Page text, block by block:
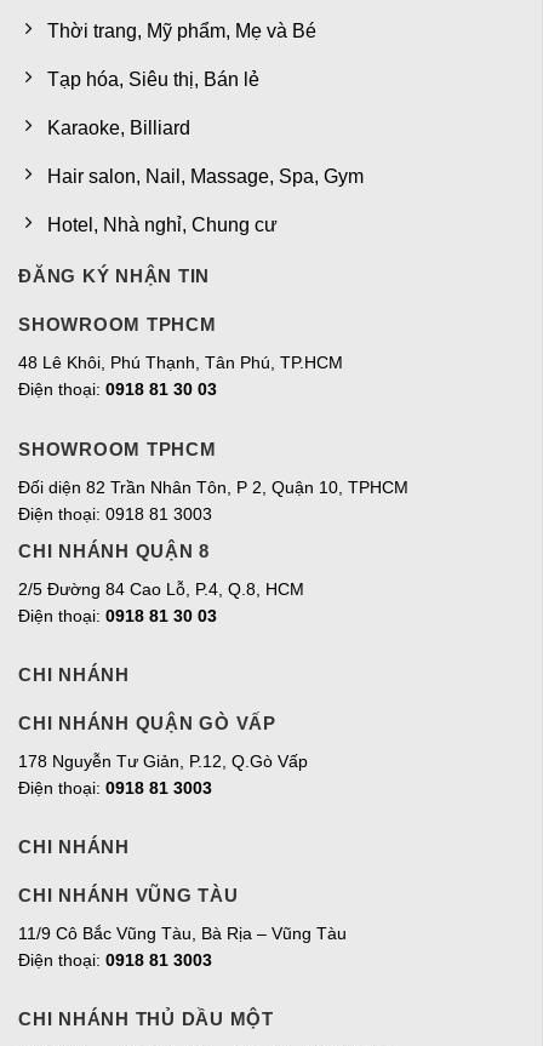
Thời trang, Mỹ phẩm, Mẹ và Bé
Tạp hóa, Siêu thị, Bán lẻ
Karaoke, Billiard
Hair salon, Nail, Massage, Spa, Gym
Hotel, Nhà nghỉ, Chung cư
ĐĂNG KÝ NHẬN TIN
SHOWROOM TPHCM
48 Lê Khôi, Phú Thạnh, Tân Phú, TP.HCM
Điện thoại: 0918 81 30 03
SHOWROOM TPHCM
Đối diện 82 Trần Nhân Tôn, P 2, Quận 10, TPHCM
Điện thoại: 0918 81 3003
CHI NHÁNH QUẬN 8
2/5 Đường 84 Cao Lỗ, P.4, Q.8, HCM
Điện thoại: 0918 81 30 03
CHI NHÁNH
CHI NHÁNH QUẬN GÒ VẤP
178 Nguyễn Tư Giản, P.12, Q.Gò Vấp
Điện thoại: 0918 81 3003
CHI NHÁNH
CHI NHÁNH VŨNG TÀU
11/9 Cô Bắc Vũng Tàu, Bà Rịa – Vũng Tàu
Điện thoại: 0918 81 3003
CHI NHÁNH THỦ DẦU MỘT